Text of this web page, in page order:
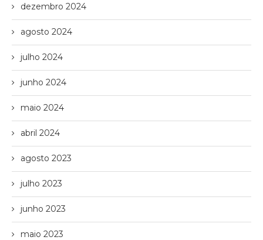
dezembro 2024
agosto 2024
julho 2024
junho 2024
maio 2024
abril 2024
agosto 2023
julho 2023
junho 2023
maio 2023